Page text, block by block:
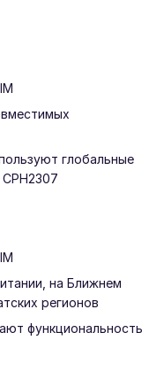
глобальные
на Ближнем
регионов
функциональность